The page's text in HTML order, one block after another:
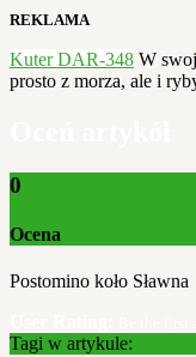
REKLAMA
Kuter DAR-348 W
prosto z morza, ale i
0
Ocena
Postomino koło Sławna
Tagi w artykule: